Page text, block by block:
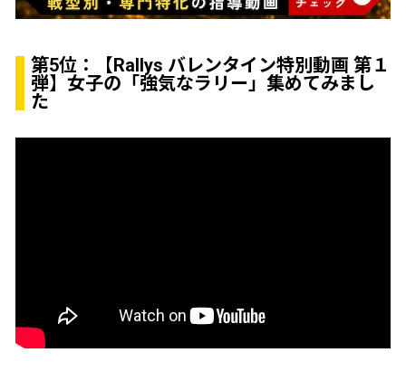
第5位：
【Rallys バレンタイン特別動画 第１
弾】女子の「強気なラリー」集めてみまし
た